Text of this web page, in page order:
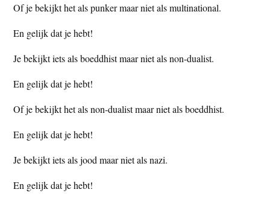
Of je bekijkt het als punker maar niet als multinational.
En gelijk dat je hebt!
Je bekijkt iets als boeddhist maar niet als non-dualist.
En gelijk dat je hebt!
Of je bekijkt het als non-dualist maar niet als boeddhist.
En gelijk dat je hebt!
Je bekijkt iets als jood maar niet als nazi.
En gelijk dat je hebt!